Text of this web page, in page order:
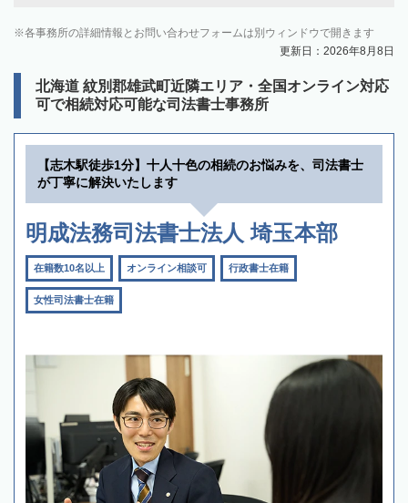
各事務所の詳細情報とお問い合わせフォームは別ウィンドウで開きます
更新日：2026年8月8日
北海道 紋別郡雄武町近隣エリア・全国オンライン対応
可で相続対応可能な司法書士事務所
【志木駅徒歩1分】十人十色の相続のお悩みを、司法書士
が丁寧に解決いたします
明成法務司法書士法人 埼玉本部
在籍数10名以上 オンライン相談可 行政書士在籍
女性司法書士在籍